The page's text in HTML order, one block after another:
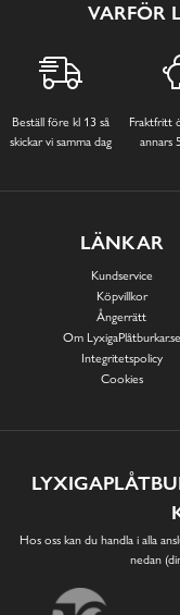
VARFÖR
Beställ före kl 13 så
skickar vi samma dag
Fraktfritt
annars
LÄNKAR
Kundservice
Köpvillkor
Ångerrätt
Om LyxigaPlåtburkar.se
Integritetspolicy
Cookies
Hos oss kan du handla i alla
nedan